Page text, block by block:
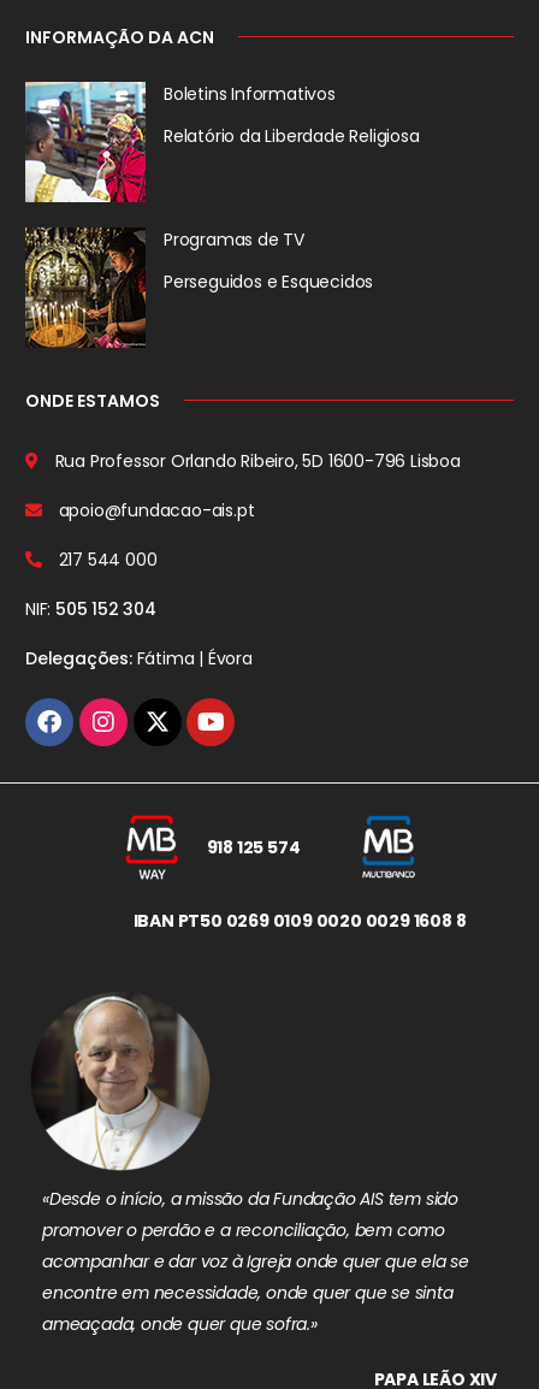
INFORMAÇÃO DA ACN
Boletins Informativos
Relatório da Liberdade Religiosa
Programas de TV
Perseguidos e Esquecidos
ONDE ESTAMOS
Rua Professor Orlando Ribeiro, 5D 1600-796 Lisboa
apoio@fundacao-ais.pt
217 544 000
NIF: 505 152 304
Delegações:Fátima | Évora
918 125 574
IBAN PT50 0269 0109 0020 0029 1608 8
«Desde o início, a missão da Fundação AIS tem sido
promover o perdão e a reconciliação, bem como
acompanhar e dar voz à Igreja onde quer que ela se
encontre em necessidade, onde quer que se sinta
ameaçada, onde quer que sofra.»
PAPA LEÃO XIV